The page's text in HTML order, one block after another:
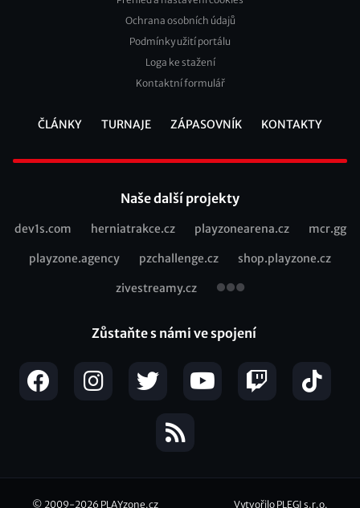
Footer
Ochrana osobních údajů
Podmínky užití portálu
Loga ke stažení
Kontaktní formulář
ČLÁNKY TURNAJE ZÁPASOVNÍK KONTAKTY
Naše další projekty
Recommended
dev1s.com herniatrakce.cz playzonearena.cz mcr.gg
playzone.agency pzchallenge.cz shop.playzone.cz
zivestreamy.cz
Zůstaňte s námi ve spojení
© 2009-2026 PLAYzone.cz Vytvořilo PLEGI s.r.o.